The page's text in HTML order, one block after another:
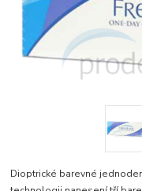
Dioptrické barevné